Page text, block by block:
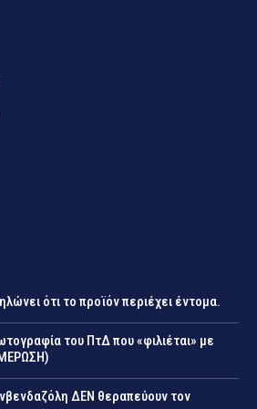
ότι το προϊόν περιέχει έντομα.
του ΠτΔ που «φιλιέται» με
ΔΕΝ θεραπεύουν τον